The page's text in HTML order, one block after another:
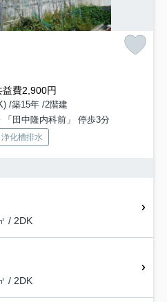
益費2,900円
/築15年 /2階建
「田中隆内科前」 停歩3分
浄化槽排水
/ 2DK
/ 2DK